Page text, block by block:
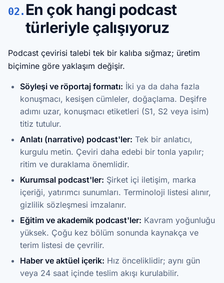
02. En çok hangi podcast
türleriyle çalışıyoruz
Podcast çevirisi talebi tek bir kalıba sığmaz; üretim
biçimine göre yaklaşım değişir.
Söyleşi ve röportaj formatı: İki ya da daha fazla
konuşmacı, kesişen cümleler, doğaçlama. Deşifre
adımı uzar, konuşmacı etiketleri (S1, S2 veya isim)
titiz tutulur.
Anlatı (narrative) podcast'ler: Tek bir anlatıcı,
kurgulu metin. Çeviri daha edebi bir tonla yapılır;
ritim ve duraklama önemlidir.
Kurumsal podcast'ler: Şirket içi iletişim, marka
içeriği, yatırımcı sunumları. Terminoloji listesi alınır,
gizlilik sözleşmesi imzalanır.
Eğitim ve akademik podcast'ler: Kavram yoğunluğu
yüksek. Çoğu kez bölüm sonunda kaynakça ve
terim listesi de çevrilir.
Haber ve aktüel içerik: Hız önceliklidir; aynı gün
veya 24 saat içinde teslim akışı kurulabilir.